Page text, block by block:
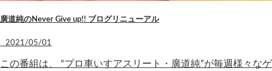
廣道純のNever Give up!! ブログリニューアル
2021/05/01
この番組は、 “プロ車いすアスリート・廣道純”が毎週様々なゲ